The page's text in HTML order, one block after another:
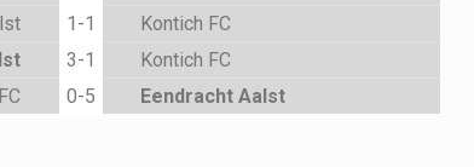
1-1 Kontich FC
3-1 Kontich FC
0-5 Eendracht Aalst